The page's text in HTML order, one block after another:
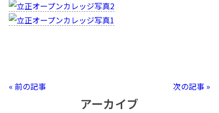
« 前の記事 次の記事 »
アーカイブ